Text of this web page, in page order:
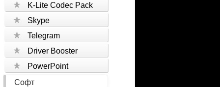
K-Lite Codec Pack
Skype
Telegram
Driver Booster
PowerPoint
Софт